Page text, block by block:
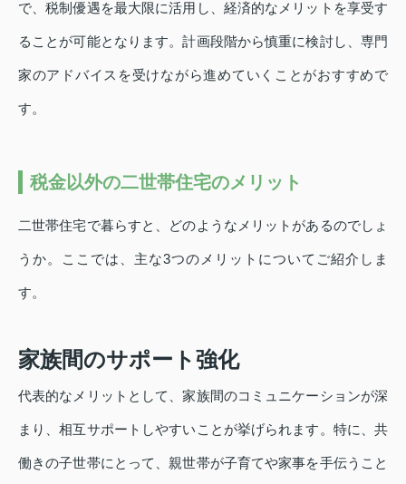
で、税制優遇を最大限に活用し、経済的なメリットを享受す
ることが可能となります。計画段階から慎重に検討し、専門
家のアドバイスを受けながら進めていくことがおすすめで
す。
税金以外の二世帯住宅のメリット
二世帯住宅で暮らすと、どのようなメリットがあるのでしょ
うか。ここでは、主な3つのメリットについてご紹介しま
す。
家族間のサポート強化
代表的なメリットとして、家族間のコミュニケーションが深
まり、相互サポートしやすいことが挙げられます。特に、共
働きの子世帯にとって、親世帯が子育てや家事を手伝うこと